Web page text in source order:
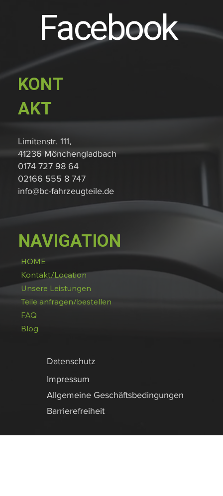
Facebook
Datenschutz
Impressum
Allgemeine Geschäftsbedingungen
Barrierefreiheit
NAVIGATION
HOME
Kontakt/Location
Unsere Leistungen
Teile anfragen/bestellen
FAQ
Blog
KONT
AKT
Limitenstr. 111,
41236 Mönchengladbach
0174 727 98 64
02166 555 8 747
info@bc-fahrzeugteile.de